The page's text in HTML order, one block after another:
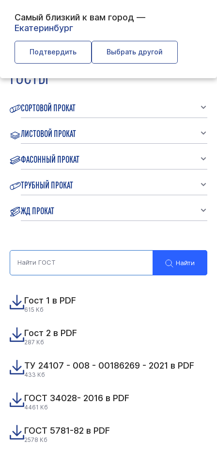
Самый близкий к вам город —
Екатеринбург
Подтвердить Выбрать другой
ГОСТЫ
СОРТОВОЙ ПРОКАТ
ЛИСТОВОЙ ПРОКАТ
ФАСОННЫЙ ПРОКАТ
ТРУБНЫЙ ПРОКАТ
ЖД ПРОКАТ
Найти
Гост 1 в PDF
615 Кб
Гост 2 в PDF
287 Кб
ТУ 24107 - 008 - 00186269 - 2021 в PDF
433 Кб
ГОСТ 34028- 2016 в PDF
4461 Кб
ГОСТ 5781-82 в PDF
2578 Кб